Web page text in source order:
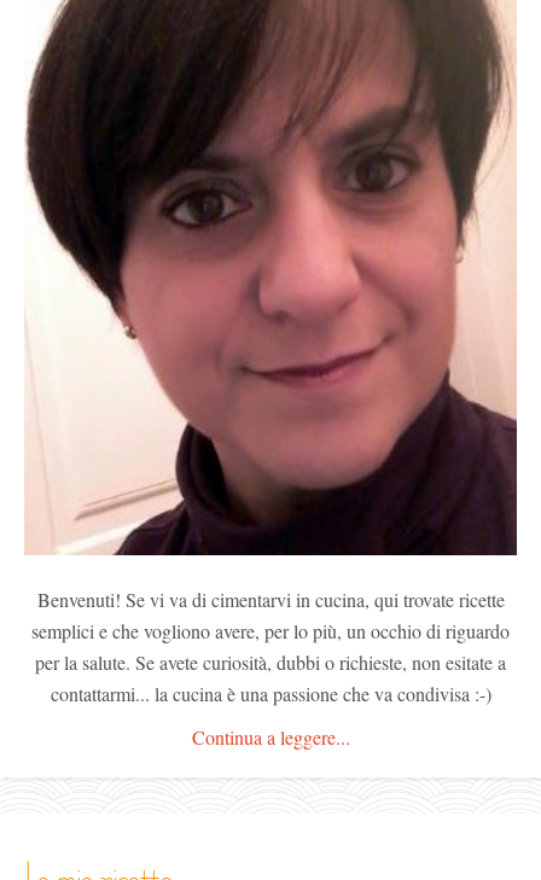
Benvenuti! Se vi va di cimentarvi in cucina, qui trovate ricette
semplici e che vogliono avere, per lo più, un occhio di riguardo
per la salute. Se avete curiosità, dubbi o richieste, non esitate a
contattarmi... la cucina è una passione che va condivisa :-)
Continua a leggere...